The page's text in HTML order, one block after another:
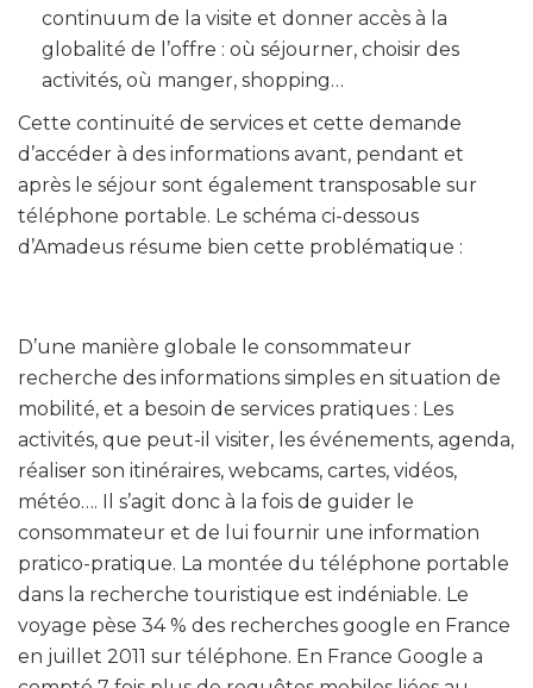
continuum de la visite et donner accès à la
globalité de l’offre : où séjourner, choisir des
activités, où manger, shopping…
Cette continuité de services et cette demande
d’accéder à des informations avant, pendant et
après le séjour sont également transposable sur
téléphone portable. Le schéma ci-dessous
d’Amadeus résume bien cette problématique :
D’une manière globale le consommateur
recherche des informations simples en situation de
mobilité, et a besoin de services pratiques : Les
activités, que peut-il visiter, les événements, agenda,
réaliser son itinéraires, webcams, cartes, vidéos,
météo…. Il s’agit donc à la fois de guider le
consommateur et de lui fournir une information
pratico-pratique. La montée du téléphone portable
dans la recherche touristique est indéniable. Le
voyage pèse 34 % des recherches google en France
en juillet 2011 sur téléphone. En France Google a